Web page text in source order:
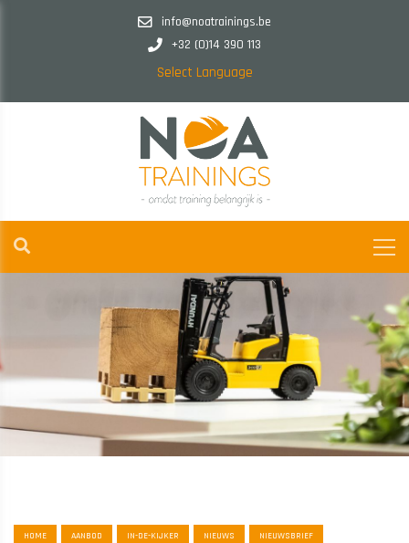
info@noatrainings.be
+32 (0)14 390 113
Select Language
HOME AANBOD IN-DE-KIJKER NIEUWS NIEUWSBRIEF